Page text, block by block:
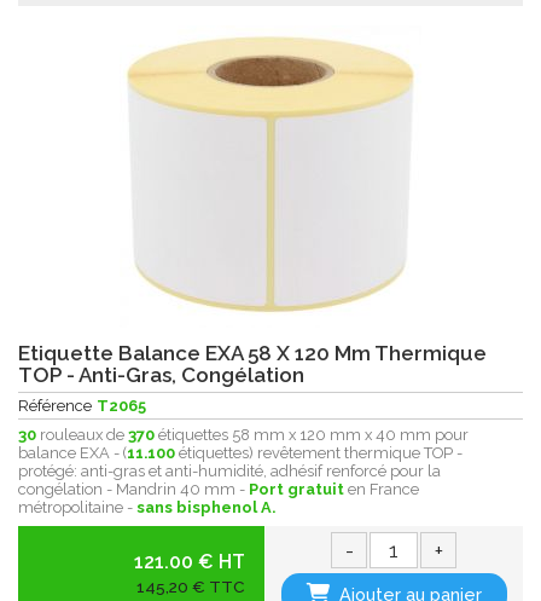
Etiquette Balance EXA 58 X 120 Mm Thermique
TOP - Anti-Gras, Congélation
Référence T2065
30 rouleaux de 370 étiquettes 58 mm x 120 mm x 40 mm pour
balance EXA - (11.100 étiquettes) revêtement thermique TOP -
protégé: anti-gras et anti-humidité, adhésif renforcé pour la
congélation - Mandrin 40 mm - Port gratuit en France
métropolitaine - sans bisphenol A.
121.00 € HT
145,20 € TTC
- +
Ajouter au panier